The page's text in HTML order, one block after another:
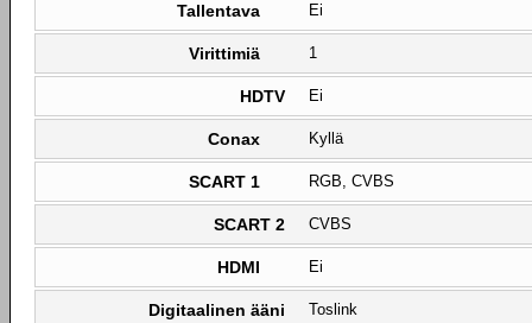
Tallentava Ei
Virittimiä 1
HDTV Ei
Conax Kyllä
SCART 1 RGB, CVBS
SCART 2 CVBS
HDMI Ei
Digitaalinen ääni Toslink